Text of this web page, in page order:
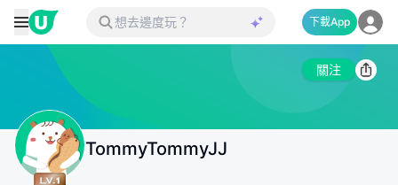
下載App
關注
TommyTommyJJ